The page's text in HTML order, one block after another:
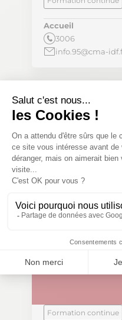
Accueil
3006
info.95@cma-
CMA ÎDF
Denis
Bobigny 93000
Formation continue